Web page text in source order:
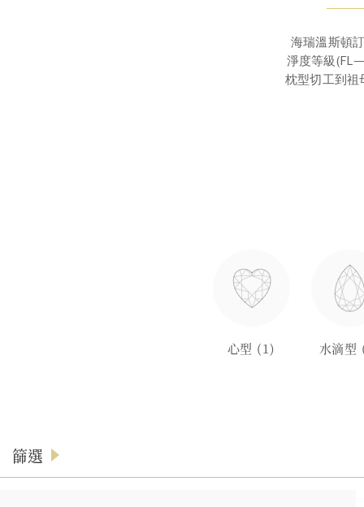
海瑞溫斯頓
淨度等級
枕型切工到
心型 (1) 水滴型
篩選